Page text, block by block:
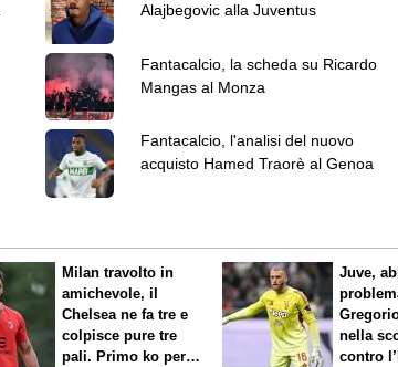
Alajbegovic alla Juventus
Fantacalcio, la scheda su Ricardo
Mangas al Monza
Fantacalcio, l'analisi del nuovo
acquisto Hamed Traorè al Genoa
Milan travolto in
amichevole, il
Chelsea ne fa tre e
colpisce pure tre
pali. Primo ko per
Juve,
nella
contro